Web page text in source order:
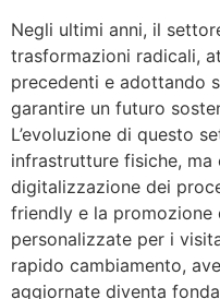
Negli ultimi anni, il
trasformazioni radicali,
precedenti e adottando
garantire un futuro
L’evoluzione di questo
infrastrutture fisiche, ma
digitalizzazione dei
friendly e la promozione
personalizzate per i
rapido cambiamento,
aggiornate diventa